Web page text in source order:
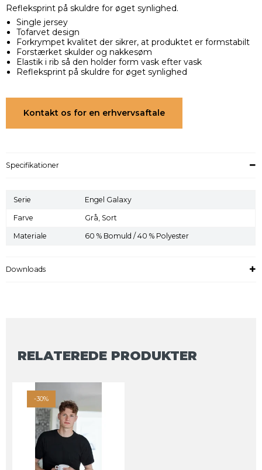
Refleksprint på skuldre for øget synlighed.
Single jersey
Tofarvet design
Forkrympet kvalitet der sikrer, at produktet er formstabilt
Forstærket skulder og nakkesøm
Elastik i rib så den holder form vask efter vask
Refleksprint på skuldre for øget synlighed
Kontakt os for en erhvervsaftale
Specifikationer
Serie Engel Galaxy
Farve Grå, Sort
Materiale 60 % Bomuld / 40 % Polyester
Downloads
RELATEREDE PRODUKTER
-30%